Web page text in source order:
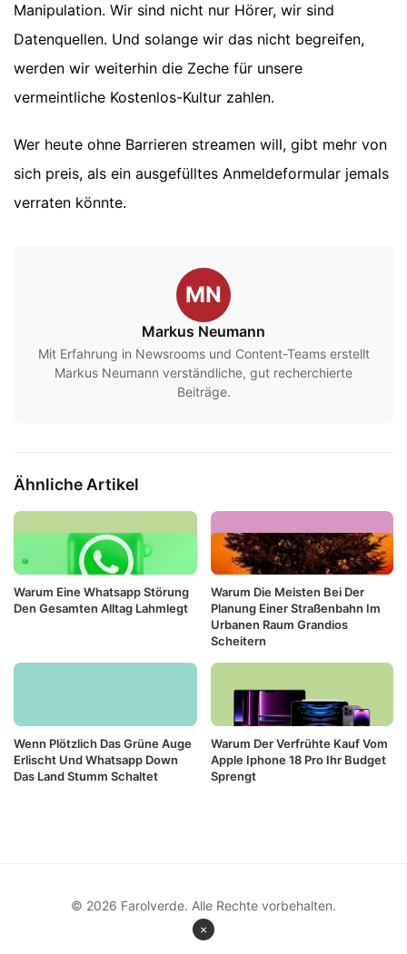
Manipulation. Wir sind nicht nur Hörer, wir sind
Datenquellen. Und solange wir das nicht begreifen,
werden wir weiterhin die Zeche für unsere
vermeintliche Kostenlos-Kultur zahlen.
Wer heute ohne Barrieren streamen will, gibt mehr von
sich preis, als ein ausgefülltes Anmeldeformular jemals
verraten könnte.
MN
Markus Neumann
Mit Erfahrung in Newsrooms und Content-Teams erstellt
Markus Neumann verständliche, gut recherchierte
Beiträge.
Ähnliche Artikel
Warum Eine Whatsapp Störung
Den Gesamten Alltag Lahmlegt
Warum Die Meisten Bei Der
Planung Einer Straßenbahn Im
Urbanen Raum Grandios
Scheitern
Wenn Plötzlich Das Grüne Auge
Erlischt Und Whatsapp Down
Das Land Stumm Schaltet
Warum Der Verfrühte Kauf Vom
Apple Iphone 18 Pro Ihr Budget
Sprengt
×
© 2026 Farolverde. Alle Rechte vorbehalten.